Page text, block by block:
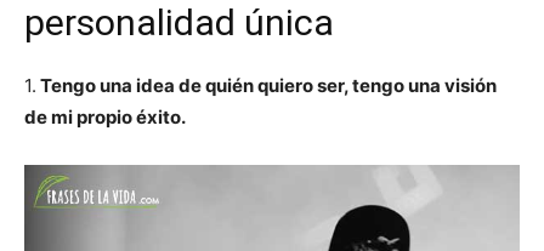
personalidad única
1. Tengo una idea de quién quiero ser, tengo una visión
de mi propio éxito.